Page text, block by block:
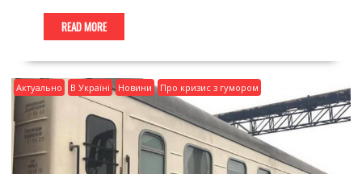
READ MORE
Актуально В Україні Новини Про кризис з гумором